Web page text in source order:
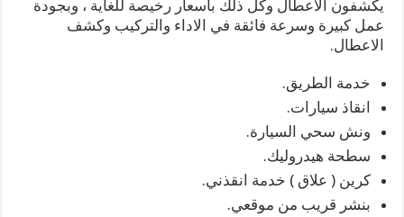
يكشفون الاعطال وكل ذلك باسعار رخيصة للغاية ، وبجودة
عمل كبيرة وسرعة فائقة في الاداء والتركيب وكشف
الاعطال.
خدمة الطريق.
انقاذ سيارات.
ونش سحي السيارة.
سطحة هيدروليك.
كرين ( علاق ) خدمة انقذني.
بنشر قريب من موقعي.